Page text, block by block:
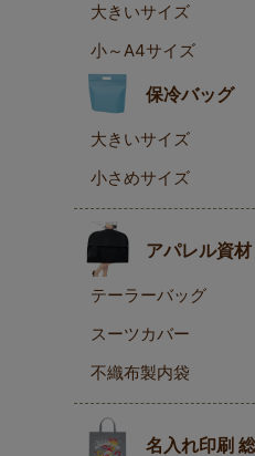
大きいサイズ
小～A4サイズ
保冷バッグ
大きいサイズ
小さめサイズ
アパレル資材
テーラーバッグ
スーツカバー
不織布製内袋
名入れ印刷